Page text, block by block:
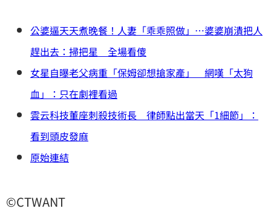
公婆逼天天煮晚餐！人妻「乖乖照做」⋯婆婆崩潰把人
趕出去：掃把星 全場看傻
女星自曝老父病重「保姆卻想搶家產」 網嘆「太狗
血」：只在劇裡看過
雲云科技董座刺殺技術長 律師點出當天「1細節」：
看到頭皮發麻
原始連結
©CTWANT